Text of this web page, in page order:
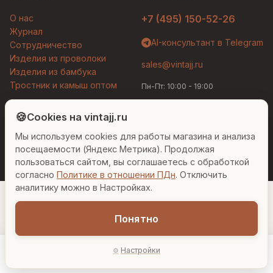
О нас
Журнал
Сотрудничество
Изделия из проволоки
Изделия из бамбука
Тростник и камыш оптом
+7 (495) 150-52-26
AI-консультант в Telegram
sales@vintajj.ru
Пн-Пт: 10:00 - 19:00
© 2026 Vintajj. Все права защищены.
Договор оферты
Политика конфиденциальности
Согласие на обработку ПДн
Настройки cookies
🍪Cookies на vintajj.ru
Мы используем cookies для работы магазина и анализа
посещаемости (Яндекс Метрика). Продолжая
пользоваться сайтом, вы соглашаетесь с обработкой
согласно Политике в отношении ПДн. Отключить
аналитику можно в Настройках.
Понятно
Настройки
Людмила
Привет! Я Людмила, ваш персональный
консультант по декору. Чем могу помочь?
Вазы для гостиной Подарок до 5000₽ Сочетание металлов